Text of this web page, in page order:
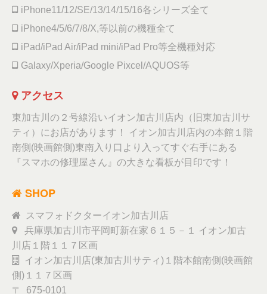
iPhone11/12/SE/13/14/15/16各シリーズ全て
iPhone4/5/6/7/8/X,等以前の機種全て
iPad/iPad Air/iPad mini/iPad Pro等全機種対応
Galaxy/Xperia/Google Pixcel/AQUOS等
アクセス
東加古川の２号線沿いイオン加古川店内（旧東加古川サ
ティ）にお店があります！ イオン加古川店内の本館１階
南側(映画館側)東南入り口より入ってすぐ右手にある
『スマホの修理屋さん』の大きな看板が目印です！
SHOP
スマフォドクターイオン加古川店
兵庫県加古川市平岡町新在家６１５－１ イオン加古
川店１階１１７区画
イオン加古川店(東加古川サティ)１階本館南側(映画館
側)１１７区画
〒 675-0101